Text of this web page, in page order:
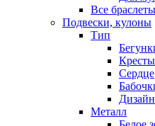
Все браслеты
Подвески, кулоны
Тип
Кресты
Сердце
Металл